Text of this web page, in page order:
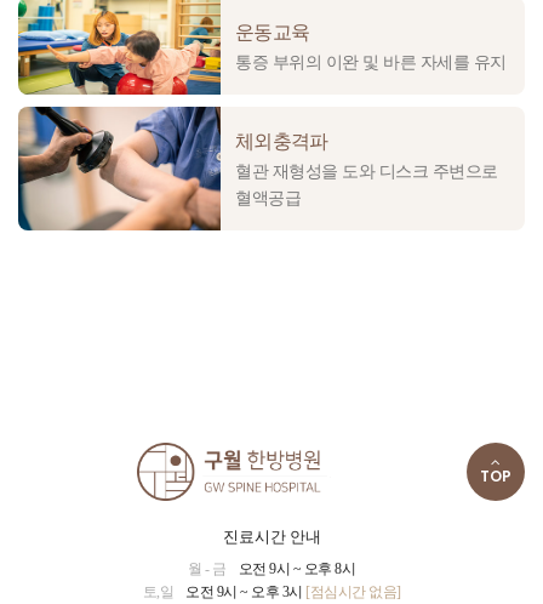
운동교육
통증 부위의 이완 및 바른 자세를 유지
체외충격파
혈관 재형성을 도와 디스크 주변으로
혈액공급
TOP
진료시간 안내
월 - 금
오전 9시 ~ 오후 8시
토,일
오전 9시 ~ 오후 3시 [점심시간 없음]